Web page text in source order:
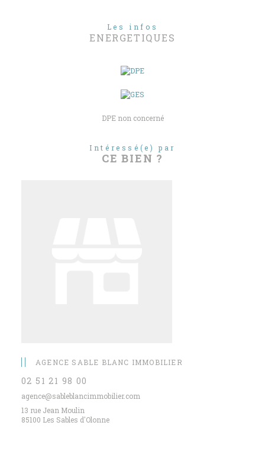
Les infos
ENERGETIQUES
DPE non concerné
Intéressé(e) par
CE BIEN ?
AGENCE SABLE BLANC IMMOBILIER
02 51 21 98 00
agence@sableblancimmobilier.com
13 rue Jean Moulin
85100 Les Sables d'Olonne